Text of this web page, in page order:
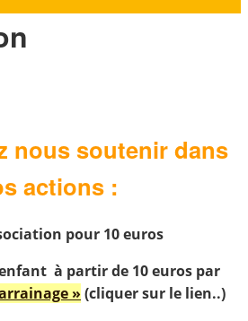
nous soutenir dans
actions :
pour 10 euros
à partir de 10 euros par
» (cliquer sur le lien..)